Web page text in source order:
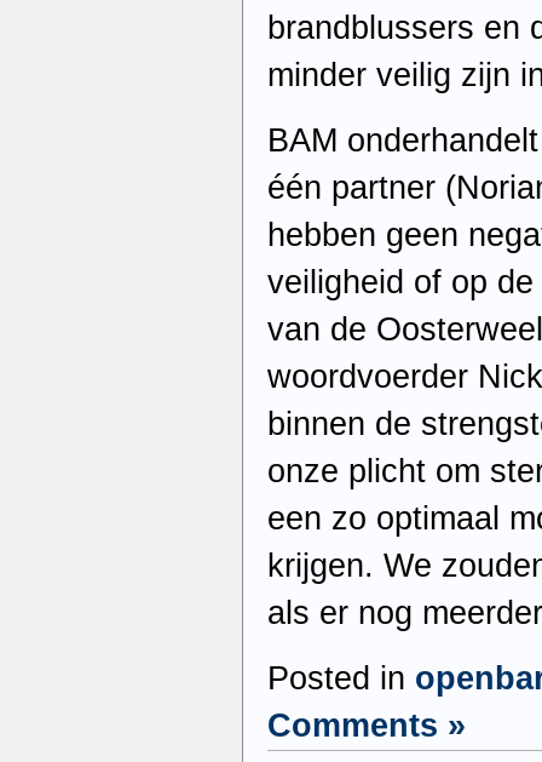
brandblussers en
minder veilig zijn
BAM
één partner
hebben geen
veiligheid of op
van de
woordvoerder
binnen de
onze plicht om
een zo optimaal
krijgen. We
als er nog
Posted in
Comments »